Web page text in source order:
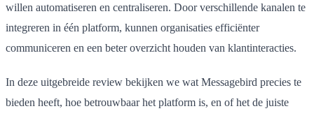
willen automatiseren en centraliseren. Door verschillende kanalen te
integreren in één platform, kunnen organisaties efficiënter
communiceren en een beter overzicht houden van klantinteracties.
In deze uitgebreide review bekijken we wat Messagebird precies te
bieden heeft, hoe betrouwbaar het platform is, en of het de juiste